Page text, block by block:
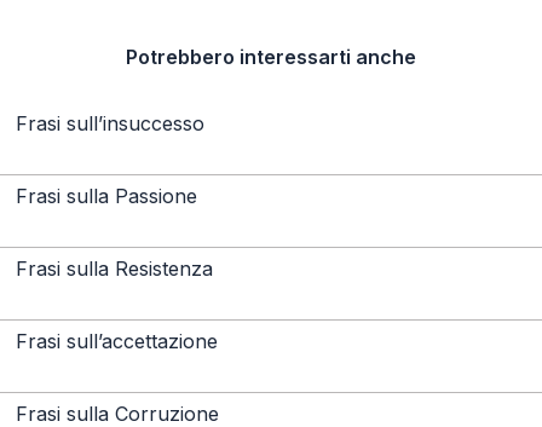
Potrebbero interessarti anche
Frasi sull’insuccesso
Frasi sulla Passione
Frasi sulla Resistenza
Frasi sull’accettazione
Frasi sulla Corruzione